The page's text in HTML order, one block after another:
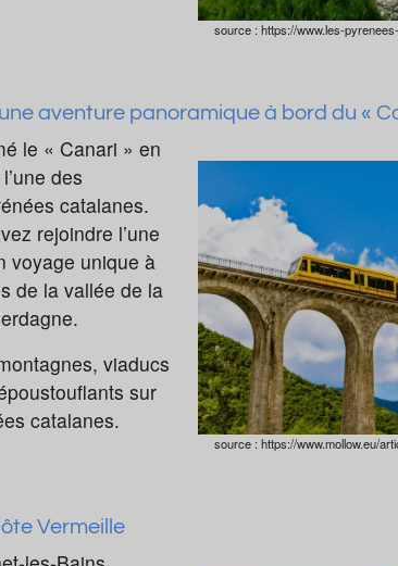
source : https://www.les-
aventure panoramique à bord du «
le « Canari » en
des
catalanes.
rejoindre l’une
voyage unique à
de la vallée de la
viaducs
sur
catalanes.
source : https://www.mollow.eu/
Vermeille